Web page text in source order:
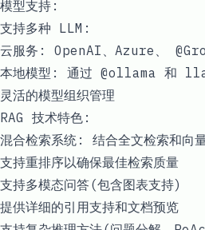
模型支持:
支持多种 LLM:
云服务: OpenAI、Azure、
本地模型: 通过 @ollama 和
灵活的模型组织管理
RAG 技术特色:
混合检索系统: 结合全文检索和向
支持重排序以确保最佳检索质量
支持多模态问答(包含图表支持)
提供详细的引用支持和文档预览